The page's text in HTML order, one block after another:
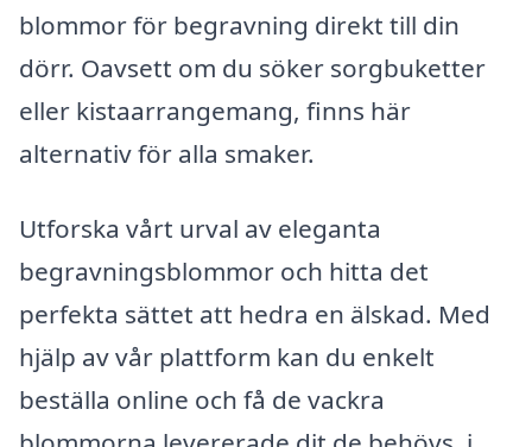
blommor för begravning direkt till din
dörr. Oavsett om du söker sorgbuketter
eller kistaarrangemang, finns här
alternativ för alla smaker.
Utforska vårt urval av eleganta
begravningsblommor och hitta det
perfekta sättet att hedra en älskad. Med
hjälp av vår plattform kan du enkelt
beställa online och få de vackra